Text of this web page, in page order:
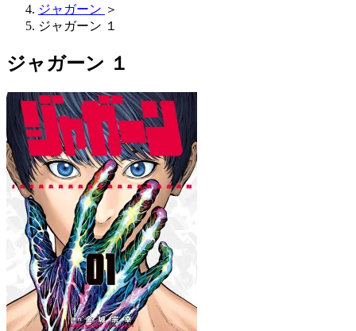
ジャガーン ＞
ジャガーン １
ジャガーン １